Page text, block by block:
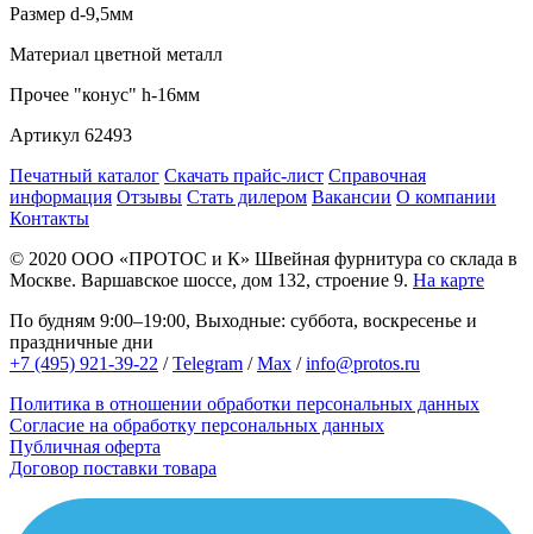
Размер d-9,5мм
Материал цветной металл
Прочее "конус" h-16мм
Артикул 62493
Печатный каталог Скачать прайс-лист Справочная
информация Отзывы Стать дилером Вакансии О компании
Контакты
© 2020 ООО «ПРОТОС и К» Швейная фурнитура со склада в
Москве. Варшавское шоссе, дом 132, строение 9. На карте
По будням 9:00–19:00, Выходные: суббота, воскресенье и
праздничные дни
+7 (495) 921-39-22 /Telegram /Max /info@protos.ru
Политика в отношении обработки персональных данных
Согласие на обработку персональных данных
Публичная оферта
Договор поставки товара